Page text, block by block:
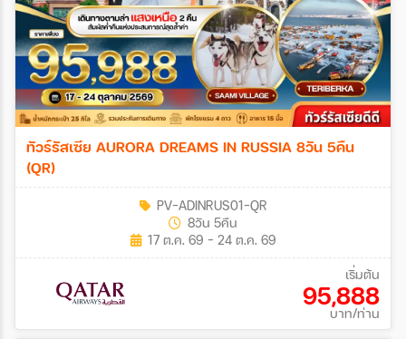
ทัวร์รัสเซีย AURORA DREAMS IN RUSSIA 8วัน 5คืน
(QR)
PV-ADINRUS01-QR
8วัน 5คืน
17 ต.ค. 69 - 24 ต.ค. 69
เริ่มต้น
95,888
บาท/ท่าน